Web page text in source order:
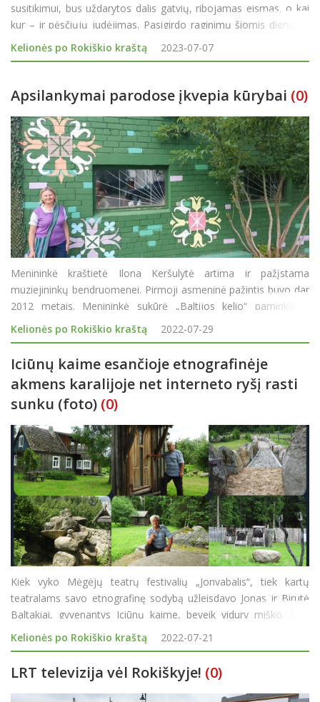
susitikimui, bus uždarytos dalis gatvių, ribojamas eismas, o kai
kur – ir pėsčiųjų judėjimas. Pasigirdo raginimų šiomis dienoms
atostogaujantiems žmonėms išvykti iš sostinės. Galbūt, tai puiki
proga aplan
Kelionės po Rokiškio kraštą 2023-07-07
Apsilankymai parodose įkvepia kūrybai (0)
Menininkė kraštietė Ilona Keršulytė artima ir pažįstama
muziejininkų bendruomenei. Pirmoji asmeninė pažintis buvo dar
2012 metais. Menininkė sukūrė „Baltijos kelio“ paminklinės
vietos sutvarkymo eskizą ir projektą paminklui (2014 m.),
žyminčiam Rokiškio krašto
Kelionės po Rokiškio kraštą 2022-07-29
Iciūnų kaime esančioje etnografinėje
akmens karalijoje net interneto ryšį rasti
sunku (foto) (0)
Kiek vyko Mėgėjų teatrų festivalių „Jonvabalis“, tiek kartų
teatralams savo etnografinę sodybą užleisdavo Jonas ir Birutė
Baltakiai, gyvenantys Iciūnų kaime, beveik vidury miško. Šios
sodybos aplinka, statiniai labai pasitarnavo vaidinimams kaip
tinkama scenografija. Neabej
Kelionės po Rokiškio kraštą 2022-07-21
LRT televizija vėl Rokiškyje! (0)